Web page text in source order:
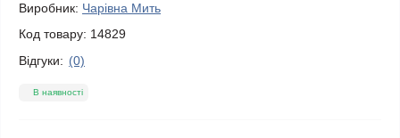
Виробник: Чарівна Мить
Код товару: 14829
Відгуки: (0)
В наявності